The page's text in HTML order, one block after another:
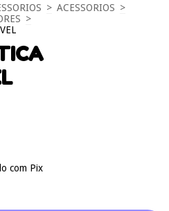
> ACESSORIOS >
>
com Pix